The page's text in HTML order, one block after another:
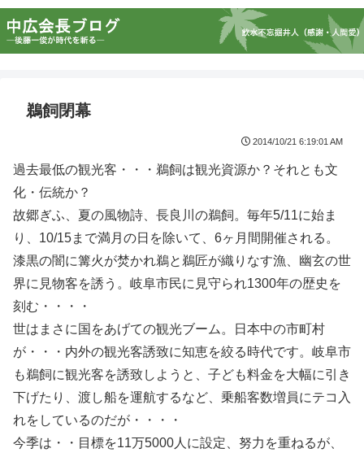
鵜飼閉幕
2014/10/21 6:19:01 AM
過去最低の観光客・・・鵜飼は観光資源か？それとも文
化・伝統か？
故郷ぎふ、夏の風物詩、長良川の鵜飼。毎年5/11に始ま
り、10/15まで満月の日を除いて、6ヶ月間開催される。
漆黒の闇に篝火が焚かれ鵜と鵜匠が織りなす漁、幽玄の世
界に見物客を誘う。岐阜市民に見守られ1300年の歴史を
刻む・・・・
世はまさに国をあげての観光ブーム。日本中の市町村
が・・・内外の観光客誘致に知恵を絞る時代です。岐阜市
も鵜飼に観光客を誘致しようと、子ども料金を大幅に引き
下げたり、渡し船を運航するなど、乗船客数増員にテコ入
れをしているのだが・・・・
今季は・・目標を11万5000人に設定、努力を重ねるが、